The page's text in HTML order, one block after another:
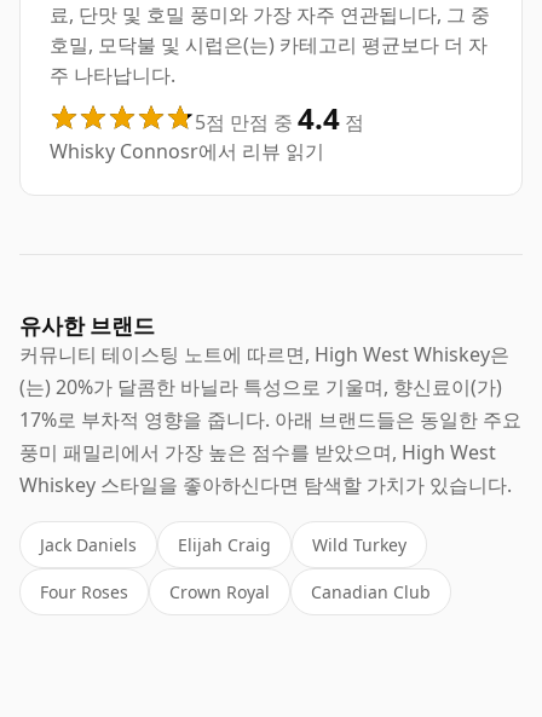
료, 단맛 및 호밀 풍미와 가장 자주 연관됩니다, 그 중
호밀, 모닥불 및 시럽은(는) 카테고리 평균보다 더 자
주 나타납니다.
5점 만점 중 4.4 점
Whisky Connosr에서 리뷰 읽기
유사한 브랜드
커뮤니티 테이스팅 노트에 따르면, High West Whiskey은
(는) 20%가 달콤한 바닐라 특성으로 기울며, 향신료이(가)
17%로 부차적 영향을 줍니다. 아래 브랜드들은 동일한 주요
풍미 패밀리에서 가장 높은 점수를 받았으며, High West
Whiskey 스타일을 좋아하신다면 탐색할 가치가 있습니다.
Jack Daniels Elijah Craig Wild Turkey
Four Roses Crown Royal Canadian Club